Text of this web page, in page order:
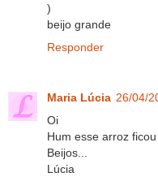
)
beijo grande
Responder
Maria Lúcia 26/04/
Oi
Hum esse arroz
Beijos...
Lúcia